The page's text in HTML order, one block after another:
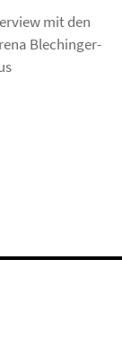
mit den
Blechinger-